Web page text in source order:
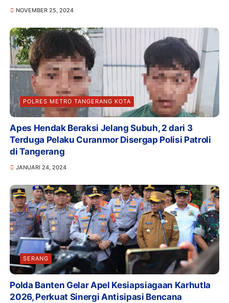
NOVEMBER 25, 2024
POLRES METRO TANGERANG KOTA
Apes Hendak Beraksi Jelang Subuh, 2 dari 3
Terduga Pelaku Curanmor Disergap Polisi Patroli
di Tangerang
JANUARI 24, 2024
SERANG
Polda Banten Gelar Apel Kesiapsiagaan Karhutla
2026, Perkuat Sinergi Antisipasi Bencana